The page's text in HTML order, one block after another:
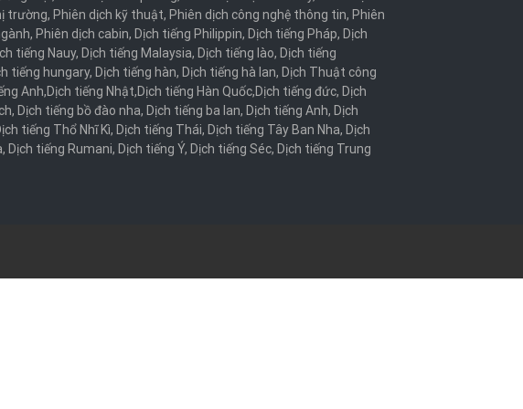
trường, Phiên dịch kỹ thuật, Phiên dịch công nghệ thông tin, Phiên
, Phiên dịch cabin, Dịch tiếng Philippin, Dịch tiếng Pháp, Dịch
tiếng Nauy, Dịch tiếng Malaysia, Dịch tiếng lào, Dịch tiếng
tiếng hungary, Dịch tiếng hàn, Dịch tiếng hà lan, Dịch Thuật công
Anh,Dịch tiếng Nhật,Dịch tiếng Hàn Quốc,Dịch tiếng đức, Dịch
, Dịch tiếng bồ đào nha, Dịch tiếng ba lan, Dịch tiếng Anh, Dịch
tiếng Thổ Nhĩ Kì, Dịch tiếng Thái, Dịch tiếng Tây Ban Nha, Dịch
, Dịch tiếng Rumani, Dịch tiếng Ý, Dịch tiếng Séc, Dịch tiếng Trung